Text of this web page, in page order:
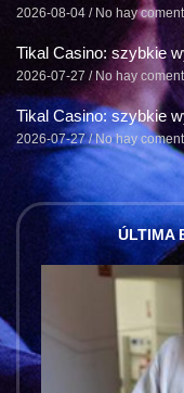
2026-08-04 No hay
Tikal Casino: szybkie
2026-07-27 No hay
Tikal Casino: szybkie
2026-07-27 No hay
ÚLTIMA